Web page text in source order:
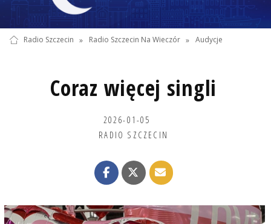
Radio Szczecin » Radio Szczecin Na Wieczór » Audycje
Coraz więcej singli
2026-01-05
RADIO SZCZECIN